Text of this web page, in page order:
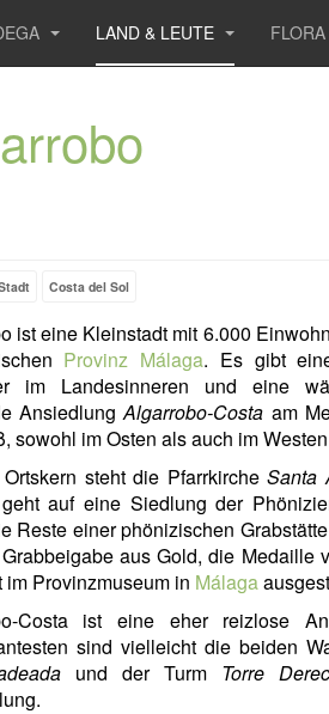
LAND & LEUTE
Costa del Sol
ist eine Kleinstadt mit 6.000
Provinz Málaga. Es gibt
im Landesinneren und eine
AnsiedlungAlgarrobo-Costa am
sowohl im Osten als auch im
Ortskern steht die PfarrkircheSanta
auf eine Siedlung der
Reste einer phönizischen
aus Gold, die Medaille
im Provinzmuseum in Málaga
Costa ist eine eher reizlose
sind vielleicht die beiden
und der Turm Torre